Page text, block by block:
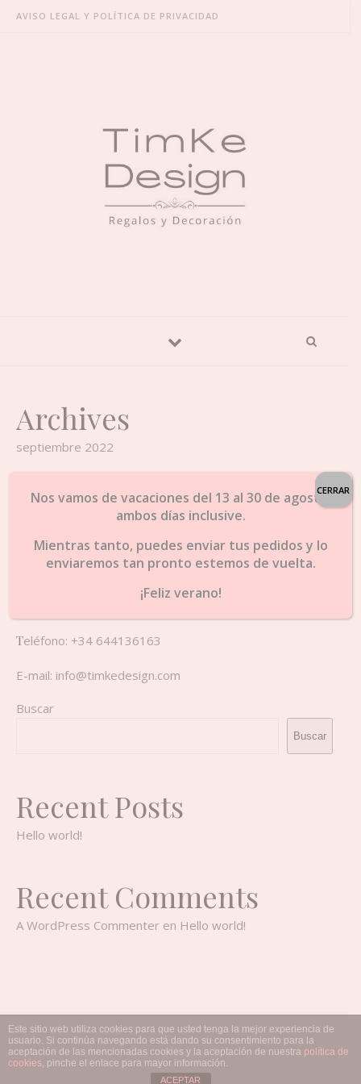
Skip to content
AVISO LEGAL Y POLÍTICA DE PRIVACIDAD
Archives
septiembre 2022
Categories
Uncategorized
CONTACTO
Teléfono: +34 644136163
E-mail: info@timkedesign.com
Buscar
Buscar
Recent Posts
Hello world!
Recent Comments
A WordPress Commenter en Hello world!
2026 TimkeDesign ©
Savona Theme byOptima Themes
Este sitio web utiliza cookies para que usted tenga la mejor experiencia de
usuario. Si continúa navegando está dando su consentimiento para la
aceptación de las mencionadas cookies y la aceptación de nuestra política de
cookies, pinche el enlace para mayor información.
ACEPTAR
Nos vamos de vacaciones del 13 al 30 de agosto,
ambos días inclusive.
Mientras tanto, puedes enviar tus pedidos y lo
enviaremos tan pronto estemos de vuelta.
¡Feliz verano!
CERRAR